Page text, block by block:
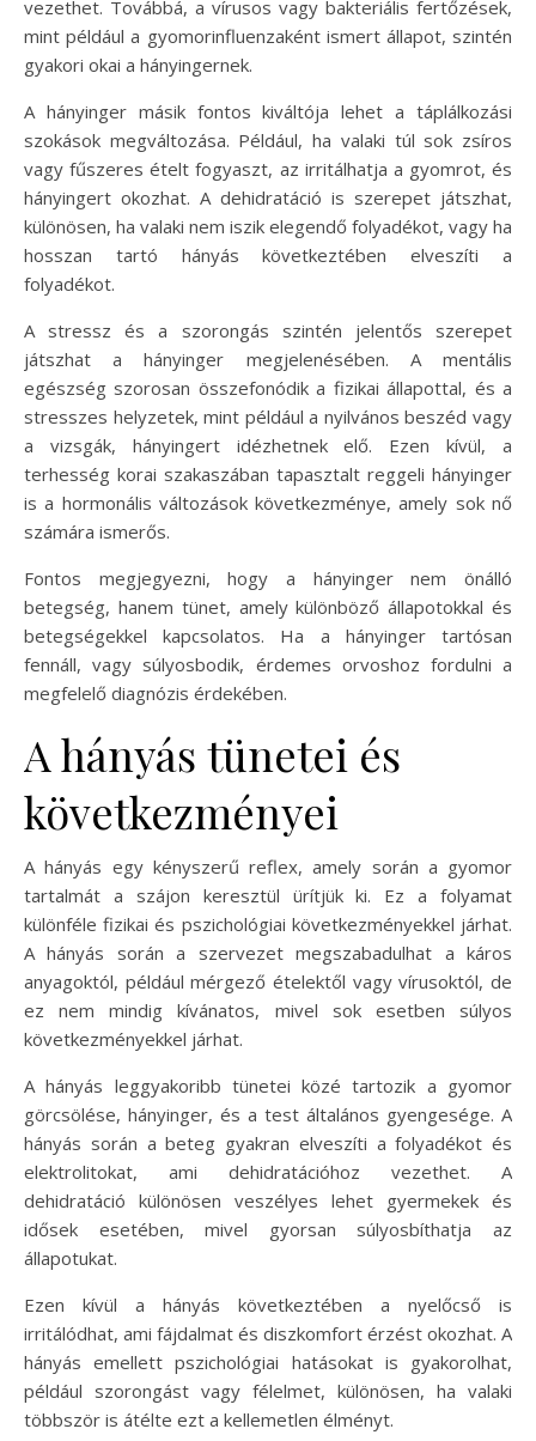
vezethet. Továbbá, a vírusos vagy bakteriális fertőzések,
mint például a gyomorinfluenzaként ismert állapot, szintén
gyakori okai a hányingernek.
A hányinger másik fontos kiváltója lehet a táplálkozási
szokások megváltozása. Például, ha valaki túl sok zsíros
vagy fűszeres ételt fogyaszt, az irritálhatja a gyomrot, és
hányingert okozhat. A dehidratáció is szerepet játszhat,
különösen, ha valaki nem iszik elegendő folyadékot, vagy ha
hosszan tartó hányás következtében elveszíti a
folyadékot.
A stressz és a szorongás szintén jelentős szerepet
játszhat a hányinger megjelenésében. A mentális
egészség szorosan összefonódik a fizikai állapottal, és a
stresszes helyzetek, mint például a nyilvános beszéd vagy
a vizsgák, hányingert idézhetnek elő. Ezen kívül, a
terhesség korai szakaszában tapasztalt reggeli hányinger
is a hormonális változások következménye, amely sok nő
számára ismerős.
Fontos megjegyezni, hogy a hányinger nem önálló
betegség, hanem tünet, amely különböző állapotokkal és
betegségekkel kapcsolatos. Ha a hányinger tartósan
fennáll, vagy súlyosbodik, érdemes orvoshoz fordulni a
megfelelő diagnózis érdekében.
A hányás tünetei és
következményei
A hányás egy kényszerű reflex, amely során a gyomor
tartalmát a szájon keresztül ürítjük ki. Ez a folyamat
különféle fizikai és pszichológiai következményekkel járhat.
A hányás során a szervezet megszabadulhat a káros
anyagoktól, például mérgező ételektől vagy vírusoktól, de
ez nem mindig kívánatos, mivel sok esetben súlyos
következményekkel járhat.
A hányás leggyakoribb tünetei közé tartozik a gyomor
görcsölése, hányinger, és a test általános gyengesége. A
hányás során a beteg gyakran elveszíti a folyadékot és
elektrolitokat, ami dehidratációhoz vezethet. A
dehidratáció különösen veszélyes lehet gyermekek és
idősek esetében, mivel gyorsan súlyosbíthatja az
állapotukat.
Ezen kívül a hányás következtében a nyelőcső is
irritálódhat, ami fájdalmat és diszkomfort érzést okozhat. A
hányás emellett pszichológiai hatásokat is gyakorolhat,
például szorongást vagy félelmet, különösen, ha valaki
többször is átélte ezt a kellemetlen élményt.